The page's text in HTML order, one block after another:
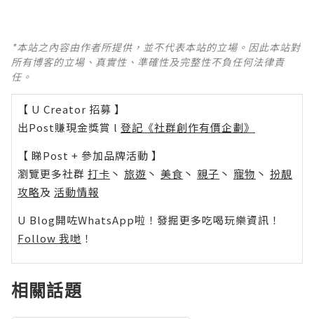
*本站之內容由作者所提供，並不代表本站的立場。因此本站對
所有博客的立場、真實性、準確性及完整性不負任何法律責
任。
【 U Creator 招募 】
出Post賺現金獎賞 l 登記《社群創作有價企劃》
【 睇Post + 參加品牌活動 】
瀏覽更多社群 打卡 丶 旅遊 丶 美食 丶 親子 丶 寵物 丶 扮靚
攻略及 活動情報
U Blog開咗WhatsApp啦！發掘更多吃喝玩樂資訊！
Follow 我哋 ！
相關話題